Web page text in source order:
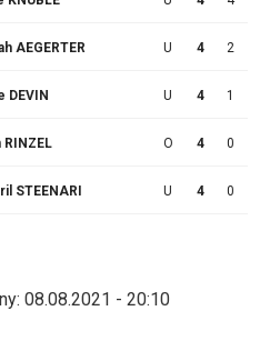
AEGERTER U 4 2
DEVIN U 4 1
RINZEL O 4 0
STEENARI U 4 0
08.08.2021 - 20:10